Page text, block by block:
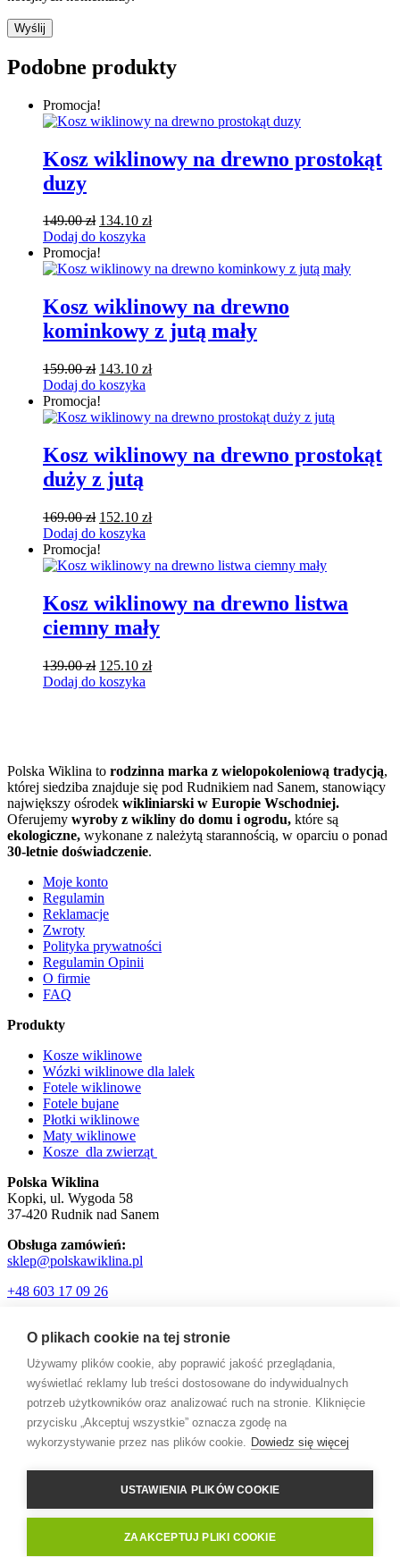
Podobne produkty
Promocja!
Kosz wiklinowy na drewno prostokąt
duzy
149.00zł Pierwotna
cena
wynosiła:
149.00 zł.
134.10 złAktualna
134.10 zł.
Dodaj do koszyka
Promocja!
Kosz wiklinowy na drewno
kominkowy z jutą mały
159.00zł Pierwotna
cena
wynosiła:
159.00 zł.
143.10 złAktualna
143.10 zł.
Dodaj do koszyka
Promocja!
Kosz wiklinowy na drewno prostokąt
duży z jutą
169.00zł Pierwotna
cena
wynosiła:
169.00 zł.
152.10 złAktualna
152.10 zł.
Dodaj do koszyka
Promocja!
Kosz wiklinowy na drewno listwa
ciemny mały
139.00zł Pierwotna
cena
125.10 złAktualna
Dodaj do koszyka
Polska Wiklina to rodzinna marka z wielopokoleniową tradycją,
której siedziba znajduje się pod Rudnikiem nad Sanem, stanowiący
największy ośrodek wikliniarski w Europie Wschodniej.
Oferujemy wyroby z wikliny do domu i ogrodu, które są
ekologiczne, wykonane z należytą starannością, w oparciu o ponad
30-letnie doświadczenie.
Moje konto
Regulamin
Reklamacje
Zwroty
Polityka prywatności
Regulamin Opinii
O firmie
FAQ
Produkty
Kosze wiklinowe
Wózki wiklinowe dla lalek
Fotele wiklinowe
Fotele bujane
Płotki wiklinowe
Maty wiklinowe
Kosze dla zwierząt
Polska Wiklina
Kopki, ul. Wygoda 58
37-420 Rudnik nad Sanem
Obsługa zamówień:
sklep@polskawiklina.pl
+48 603 17 09 26
© 2026 PolskaWiklina.PL.
facebook
pinterest
instagram
O plikach cookie na tej stronie
Używamy plików cookie, aby poprawić jakość przeglądania,
wyświetlać reklamy lub treści dostosowane do indywidualnych
potrzeb użytkowników oraz analizować ruch na stronie. Kliknięcie
przycisku „Akceptuj wszystkie” oznacza zgodę na
wykorzystywanie przez nas plików cookie. Dowiedz się więcej
USTAWIENIA PLIKÓW COOKIE
ZAAKCEPTUJ PLIKI COOKIE